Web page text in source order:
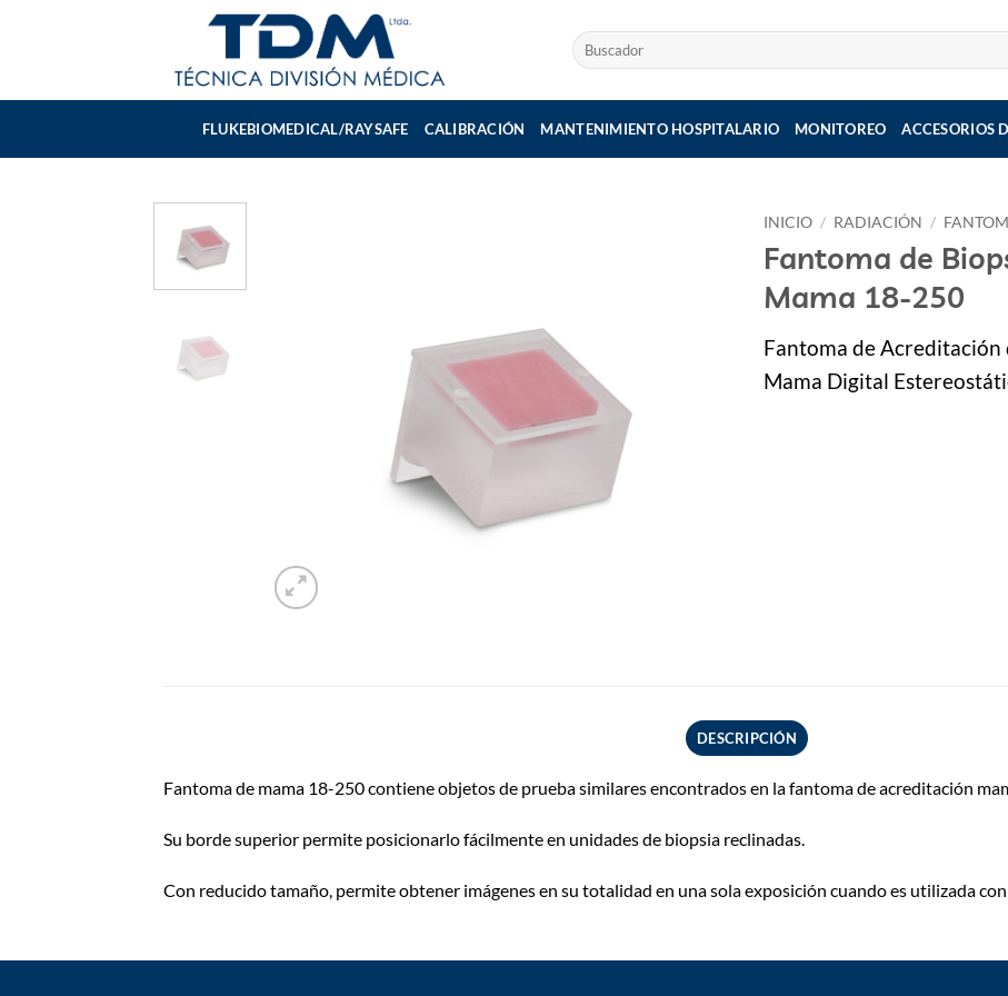
Buscar
por:
FLUKEBIOMEDICAL/RAYSAFE CALIBRACIÓN MANTENIMIENTO HOSPITALARIO MONITOREO ACCESORIOS
INICIO / RADIACIÓN /
Fantoma de
Mama 18-250
Fantoma de Acreditación
Mama Digital
DESCRIPCIÓN
Fantoma de mama 18-250 contiene objetos de prueba similares encontrados en la fantoma de acreditación
Su borde superior permite posicionarlo fácilmente en unidades de biopsia reclinadas.
Con reducido tamaño, permite obtener imágenes en su totalidad en una sola exposición cuando es utilizada